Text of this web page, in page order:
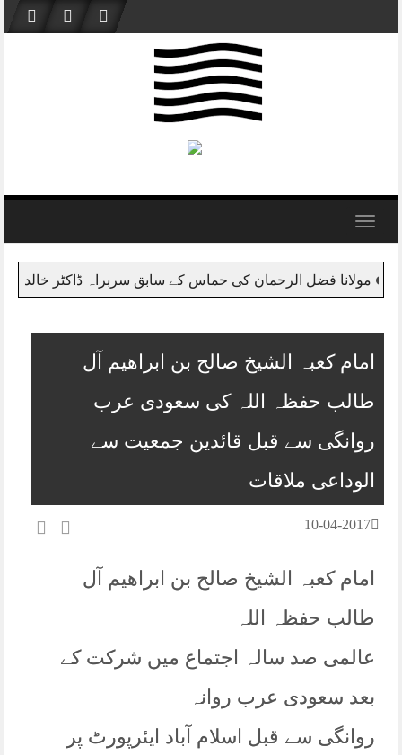
content
Toggle
کے سابق سربراہ ڈاکٹر خالد مشعل سے ملاقات مولانا
امام کعبہ الشیخ صالح بن ابراھیم آل
طالب حفظہ اللہ کی سعودی عرب
روانگی سے قبل قائدین جمعیت سے
الوداعی ملاقات
10-04-2017
امام کعبہ الشیخ صالح بن ابراھیم آل
طالب حفظہ اللہ
عالمی صد سالہ اجتماع میں شرکت کے
بعد سعودی عرب روانہ
روانگی سے قبل اسلام آباد ایئرپورٹ پر